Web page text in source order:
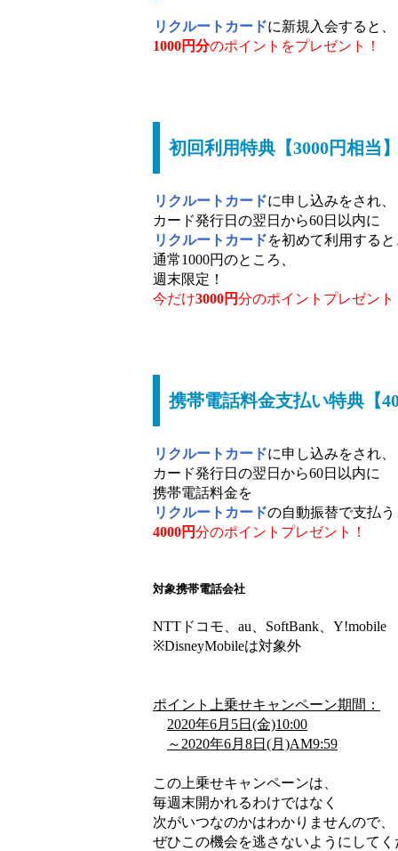
リクルートカードに新規入会すると、
1000円分のポイントをプレゼント！
初回利用特典【3000円相当】
リクルートカードに申し込みをされ、
カード発行日の翌日から60日以内に
リクルートカードを初めて利用すると
通常1000円のところ、
週末限定！
今だけ3000円分のポイントプレゼント
携帯電話料金支払い特典【
リクルートカードに申し込みをされ、
カード発行日の翌日から60日以内に
携帯電話料金を
リクルートカードの自動振替で支払う
4000円分のポイントプレゼント ！
対象携帯電話会社
NTTドコモ、au、SoftBank、Y!mobile
※DisneyMobileは対象外
ポイント上乗せキャンペーン期間：
2020年6月5日(金)10:00
～2020年6月8日(月)AM9:59
この上乗せキャンペーンは、
毎週末開かれるわけではなく
次がいつなのかはわかりませんので、
ぜひこの機会を逃さないようにしてく